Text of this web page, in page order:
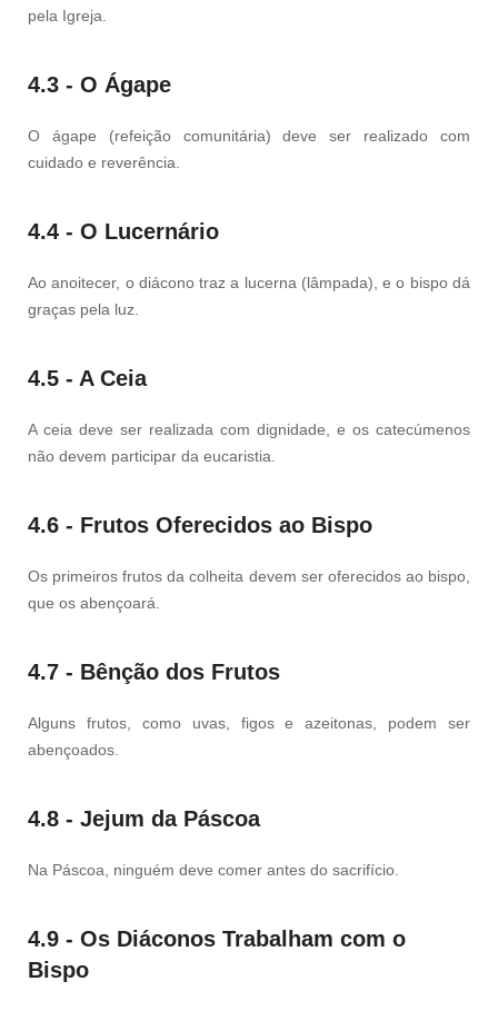
pela Igreja.
4.3 - O Ágape
O ágape (refeição comunitária) deve ser realizado com
cuidado e reverência.
4.4 - O Lucernário
Ao anoitecer, o diácono traz a lucerna (lâmpada), e o bispo dá
graças pela luz.
4.5 - A Ceia
A ceia deve ser realizada com dignidade, e os catecúmenos
não devem participar da eucaristia.
4.6 - Frutos Oferecidos ao Bispo
Os primeiros frutos da colheita devem ser oferecidos ao bispo,
que os abençoará.
4.7 - Bênção dos Frutos
Alguns frutos, como uvas, figos e azeitonas, podem ser
abençoados.
4.8 - Jejum da Páscoa
Na Páscoa, ninguém deve comer antes do sacrifício.
4.9 - Os Diáconos Trabalham com o
Bispo